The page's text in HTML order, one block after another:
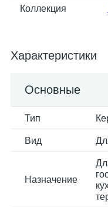
Коллекция
Характеристики
Основные
Тип
Вид
Назначение